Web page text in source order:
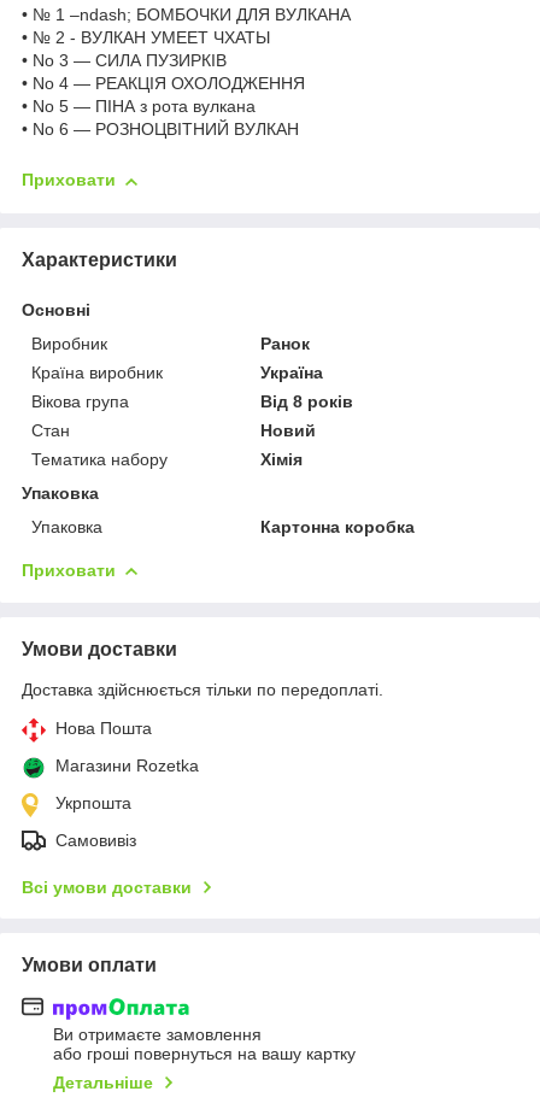
• № 1 –ndash; БОМБОЧКИ ДЛЯ ВУЛКАНА
• № 2 - ВУЛКАН УМЕЕТ ЧХАТЫ
• No 3 — СИЛА ПУЗИРКІВ
• No 4 — РЕАКЦІЯ ОХОЛОДЖЕННЯ
• No 5 — ПІНА з рота вулкана
• No 6 — РОЗНОЦВІТНИЙ ВУЛКАН
Приховати
Характеристики
Основні
Виробник
Ранок
Країна виробник
Україна
Вікова група
Від 8 років
Стан
Новий
Тематика набору
Хімія
Упаковка
Упаковка
Картонна коробка
Приховати
Умови доставки
Доставка здійснюється тільки по передоплаті.
Нова Пошта
Магазини Rozetka
Укрпошта
Самовивіз
Всі умови доставки
Умови оплати
Ви отримаєте замовлення
або гроші повернуться на вашу картку
Детальніше